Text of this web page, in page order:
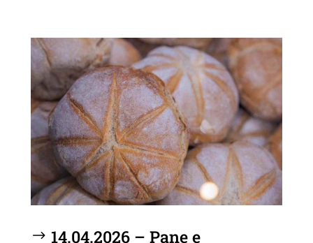
14.04.2026 – Pane e